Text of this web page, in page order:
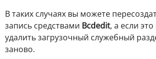
В таких случаях вы можете
запись средствами Bcdedit, а если
удалить загрузочный служебный
заново.